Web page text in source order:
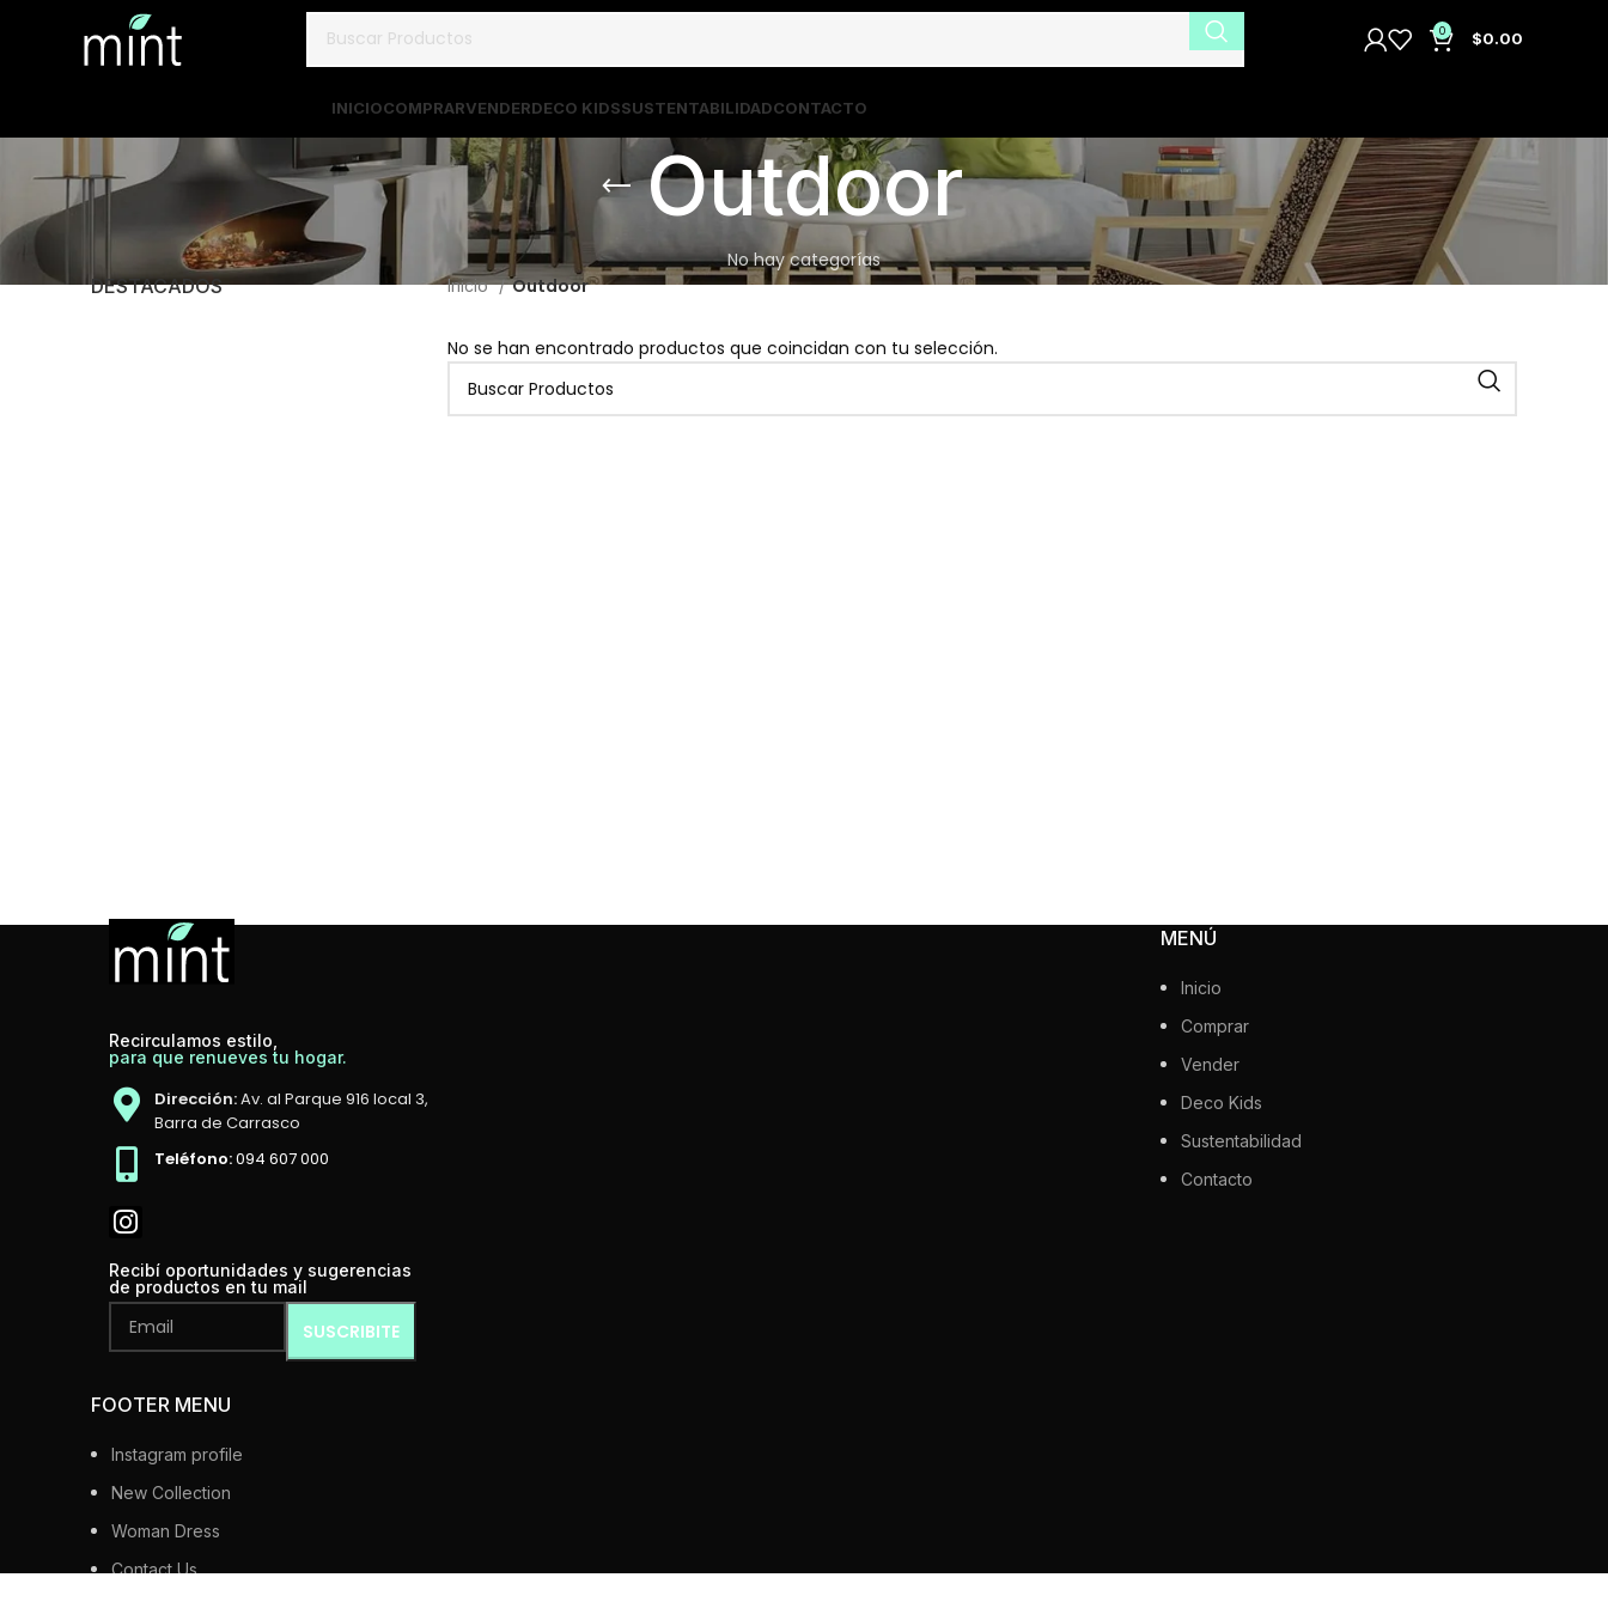
0 $0.00
INICIOCOMPRARVENDERDECO KIDSSUSTENTABILIDADCONTACTO
Outdoor
No hay categorías
DESTACADOS
Inicio Outdoor
No se han encontrado productos que coincidan con tu selección.
Recirculamos estilo,
para que renueves tu hogar.
Dirección:Av. al Parque 916 local 3,
Barra de Carrasco
Teléfono:094 607 000
Recibí oportunidades y sugerencias
de productos en tu mail
FOOTER MENU
Instagram profile
New Collection
Woman Dress
Contact Us
MENÚ
Inicio
Comprar
Vender
Deco Kids
Sustentabilidad
Contacto